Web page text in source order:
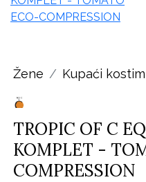
Žene Kupaći
TROPIC OF C
KOMPLET -
COMPRESSION